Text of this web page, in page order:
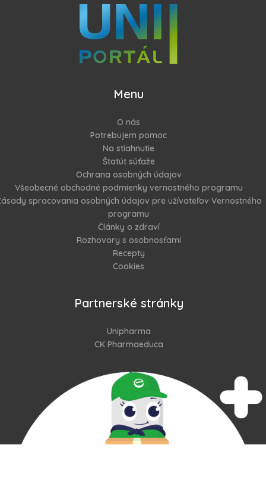
Menu
O nás
Potrebujem pomoc
Na stiahnutie
Štatút súťaže
Ochrana osobných údajov
Všeobecné obchodné podmienky vernostného programu
spracovania osobných údajov pre užívateľov Vernostného
programu
Články o zdraví
Rozhovory s osobnosťami
Recepty
Cookies
Partnerské stránky
Unipharma
CK Pharmaeduca